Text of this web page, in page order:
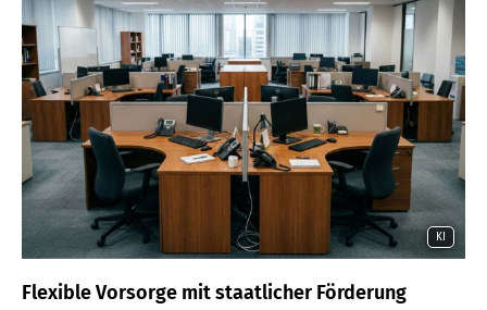
KI
Flexible Vorsorge mit staatlicher Förderung